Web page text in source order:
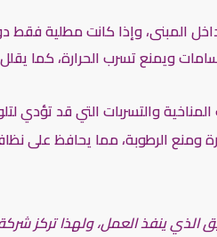
المبنى، وإذا كانت مطلية فقط
ويمنع تسرب الحرارة، كما
والتسربات التي قد تؤدي
الرطوبة، مما يحافظ على
ينفذ العمل، ولهذا تركز